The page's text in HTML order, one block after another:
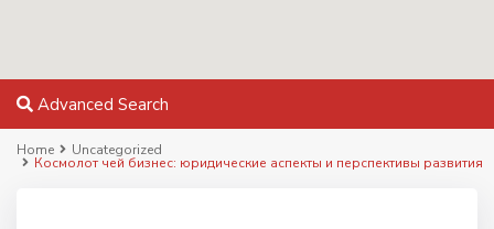
Advanced Search
Home Uncategorized
Космолот чей бизнес: юридические аспекты и перспективы развития